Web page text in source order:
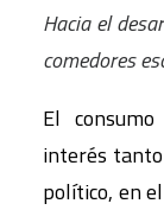
Hacia el
comedores
El
interés
político, en